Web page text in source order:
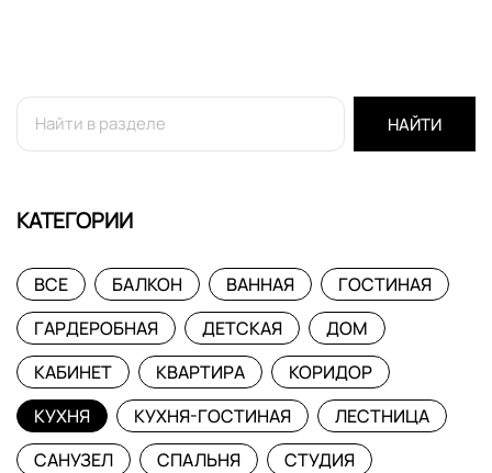
НАЙТИ
КАТЕГОРИИ
ВСЕ БАЛКОН ВАННАЯ
ГОСТИНАЯ
ГАРДЕРОБНАЯ
ДЕТСКАЯ
ДОМ
КАБИНЕТ
КВАРТИРА
КОРИДОР
КУХНЯ
КУХНЯ-ГОСТИНАЯ
ЛЕСТНИЦА
САНУЗЕЛ
СПАЛЬНЯ
СТУДИЯ